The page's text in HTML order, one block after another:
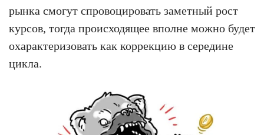
рынка смогут спровоцировать заметный рост
курсов, тогда происходящее вполне можно будет
охарактеризовать как коррекцию в середине
цикла.